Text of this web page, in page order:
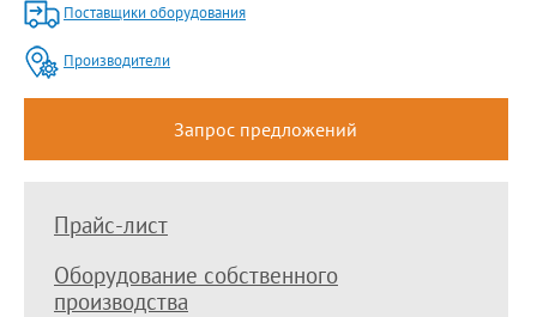
Поставщики оборудования
Производители
Запрос предложений
Прайс-лист
Оборудование собственного
производства